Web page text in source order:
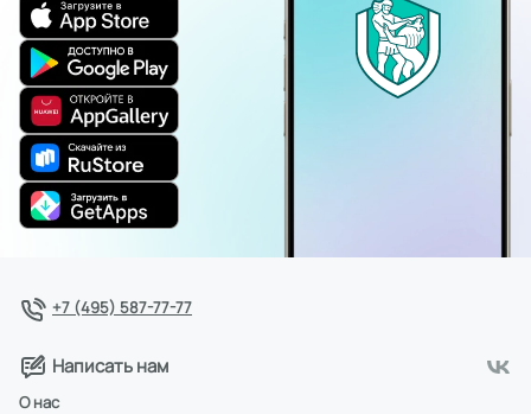
+7 (495) 587-77-77
Написать нам
О нас